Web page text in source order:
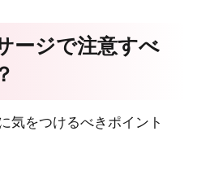
ージで注意すべ
気をつけるべきポイント